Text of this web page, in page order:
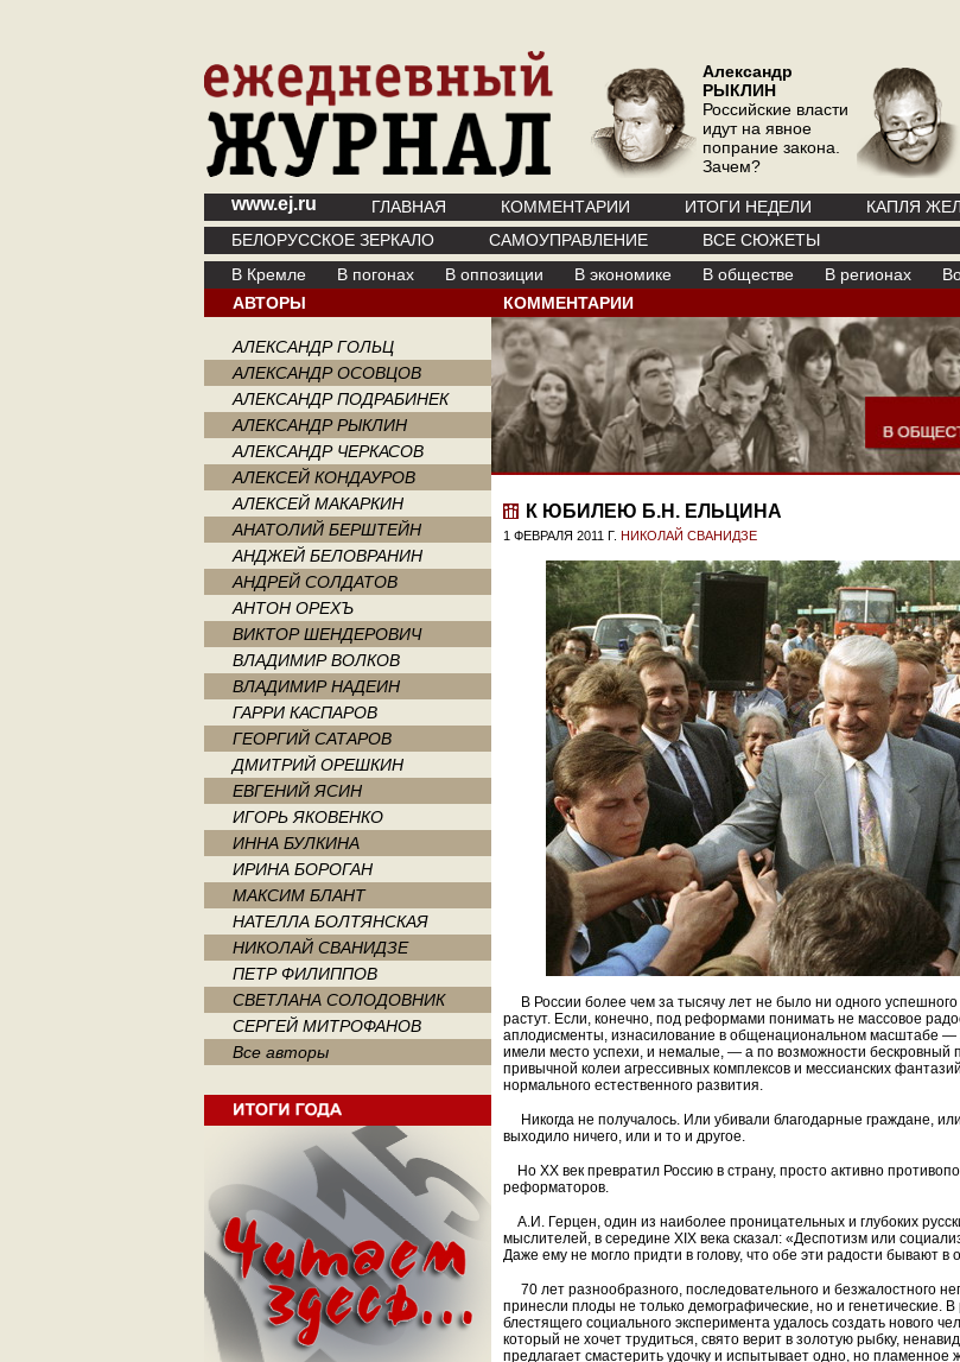
Александр
РЫКЛИН
Российские власти
идут на явное
попрание закона.
Зачем?
www.ej.ru ГЛАВНАЯ КОММЕНТАРИИ ИТОГИ НЕДЕЛИ КАПЛЯ
БЕЛОРУССКОЕ ЗЕРКАЛО
САМОУПРАВЛЕНИЕ
ВСЕ СЮЖЕТЫ
В Кремле
В погонах В оппозиции В экономике В обществе В регионах
АВТОРЫ
АЛЕКСАНДР ГОЛЬЦ
АЛЕКСАНДР ОСОВЦОВ
АЛЕКСАНДР ПОДРАБИНЕК
АЛЕКСАНДР РЫКЛИН
АЛЕКСАНДР ЧЕРКАСОВ
АЛЕКСЕЙ КОНДАУРОВ
АЛЕКСЕЙ МАКАРКИН
АНАТОЛИЙ БЕРШТЕЙН
АНДЖЕЙ БЕЛОВРАНИН
АНДРЕЙ СОЛДАТОВ
АНТОН ОРЕХЪ
ВИКТОР ШЕНДЕРОВИЧ
ВЛАДИМИР ВОЛКОВ
ВЛАДИМИР НАДЕИН
ГАРРИ КАСПАРОВ
ГЕОРГИЙ САТАРОВ
ДМИТРИЙ ОРЕШКИН
ЕВГЕНИЙ ЯСИН
ИГОРЬ ЯКОВЕНКО
ИННА БУЛКИНА
ИРИНА БОРОГАН
МАКСИМ БЛАНТ
НАТЕЛЛА БОЛТЯНСКАЯ
НИКОЛАЙ СВАНИДЗЕ
ПЕТР ФИЛИППОВ
СВЕТЛАНА СОЛОДОВНИК
СЕРГЕЙ МИТРОФАНОВ
Все авторы
КОММЕНТАРИИ
К ЮБИЛЕЮ Б.Н. ЕЛЬЦИНА
1 ФЕВРАЛЯ 2011 Г. НИКОЛАЙ СВАНИДЗЕ
В России более чем за тысячу лет не было ни одного
растут. Если, конечно, под реформами понимать не массовое
аплодисменты, изнасилование в общенациональном масштабе —
имели место успехи, и немалые, — а по возможности бескровный
привычной колеи агрессивных комплексов и мессианских
нормального естественного развития.
Никогда не получалось. Или убивали благодарные граждане,
выходило ничего, или и то и другое.
Но ХХ век превратил Россию в страну, просто активно
реформаторов.
А.И. Герцен, один из наиболее проницательных и глубоких
мыслителей, в середине ХIХ века сказал: «Деспотизм или
Даже ему не могло придти в голову, что обе эти радости бывают в
70 лет разнообразного, последовательного и безжалостного
принесли плоды не только демографические, но и генетические. В
блестящего социального эксперимента удалось создать нового
который не хочет трудиться, свято верит в золотую рыбку,
предлагает смастерить удочку и испытывает одно, но